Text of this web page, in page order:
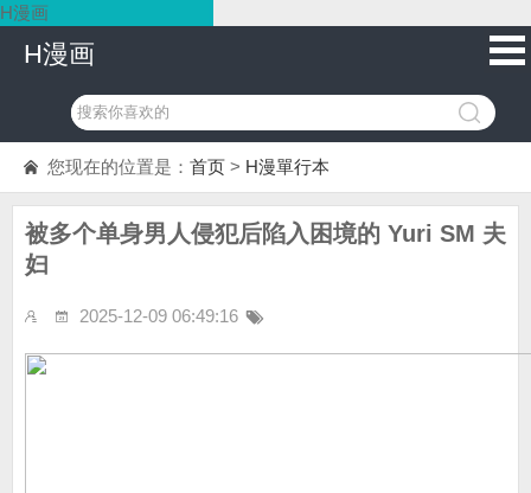
H漫画
H漫画
您现在的位置是： 首页 > H漫單行本
被多个单身男人侵犯后陷入困境的 Yuri SM 夫
妇
2025-12-09 06:49:16